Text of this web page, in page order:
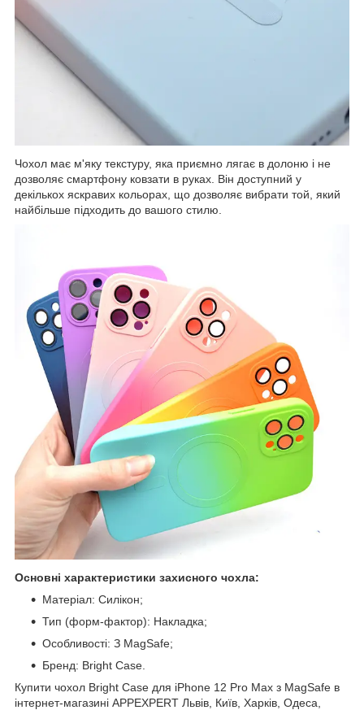
Чохол має м'яку текстуру, яка приємно лягає в долоню і не
дозволяє смартфону ковзати в руках. Він доступний у
декількох яскравих кольорах, що дозволяє вибрати той, який
найбільше підходить до вашого стилю.
Основні характеристики захисного чохла:
Матеріал: Силікон;
Тип (форм-фактор): Накладка;
Особливості: З MagSafe;
Бренд: Bright Case.
Купити чохол Bright Case для iPhone 12 Pro Max з MagSafe в
інтернет-магазині APPEXPERT Львів, Київ, Харків, Одеса,